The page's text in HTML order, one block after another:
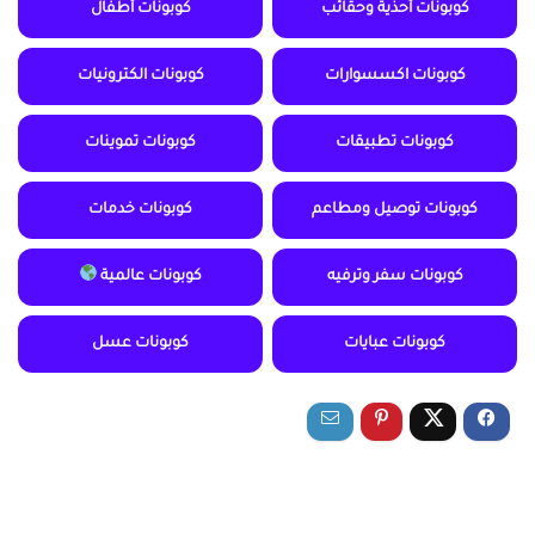
كوبونات أحذية وحقائب كوبونات أطفال
كوبونات اكسسوارات كوبونات الكترونيات
كوبونات تطبيقات كوبونات تموينات
كوبونات توصيل ومطاعم كوبونات خدمات
كوبونات سفر وترفيه كوبونات عالمية
كوبونات عبايات كوبونات عسل